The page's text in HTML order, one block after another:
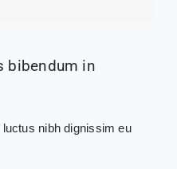
bibendum in
nibh dignissim eu